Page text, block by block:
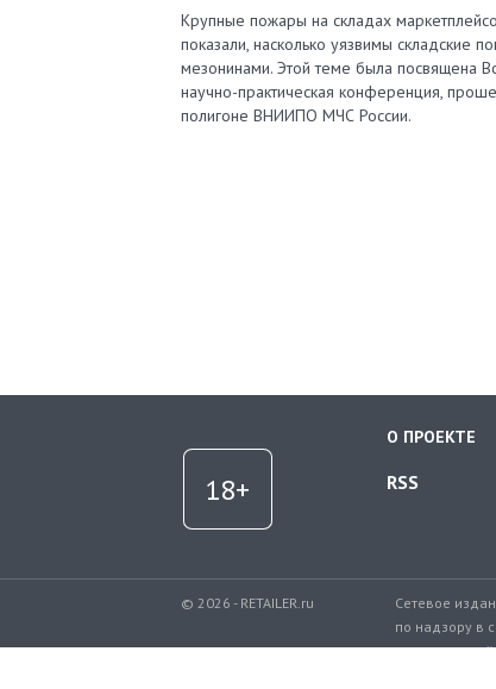
Крупные пожары на складах
показали, насколько уязвимы складские
мезонинами. Этой теме была посвящена
научно-практическая конференция,
полигоне ВНИИПО МЧС России.
О ПРОЕКТЕ
RSS
© 2026 - RETAILER.ru
Сетевое
по надзору в
коммуникаций.